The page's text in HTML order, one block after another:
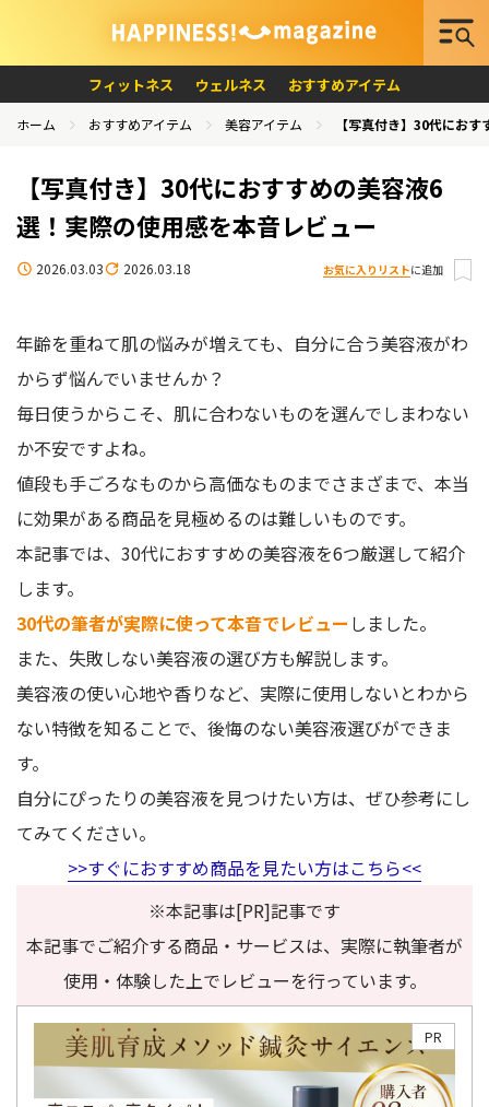
フィットネス ウェルネス おすすめアイテム
ホーム おすすめアイテム 美容アイテム 【写真付き】30代にお
【写真付き】30代におすすめの美容液6
選！実際の使用感を本音レビュー
2026.03.03 2026.03.18 お気に入りリストに追加
年齢を重ねて肌の悩みが増えても、自分に合う美容液がわ
からず悩んでいませんか？
毎日使うからこそ、肌に合わないものを選んでしまわない
か不安ですよね。
値段も手ごろなものから高価なものまでさまざまで、本当
に効果がある商品を見極めるのは難しいものです。
本記事では、30代におすすめの美容液を6つ厳選して紹介
します。
30代の筆者が実際に使って本音でレビュー しました。
また、失敗しない美容液の選び方も解説します。
美容液の使い心地や香りなど、実際に使用しないとわから
ない特徴を知ることで、後悔のない美容液選びができま
す。
自分にぴったりの美容液を見つけたい方は、ぜひ参考にし
てみてください。
>>すぐにおすすめ商品を見たい方はこちら<<
※本記事は[PR]記事です
本記事でご紹介する商品・サービスは、実際に執筆者が
使用・体験した上でレビューを行っています。
PR